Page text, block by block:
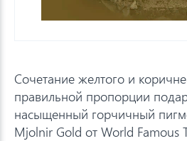
Сочетание желтого и
правильной пропорции
насыщенный горчичный
Mjolnir Gold от World Famous